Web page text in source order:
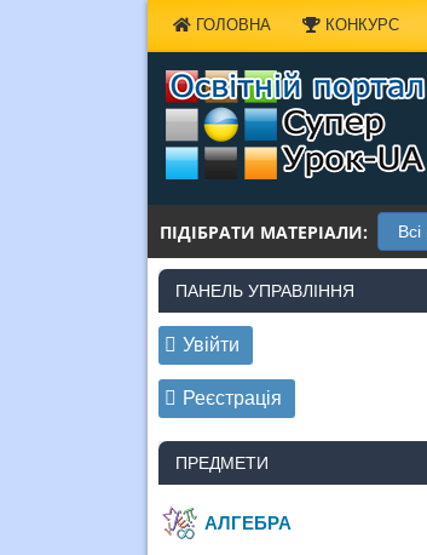
ГОЛОВНА КОНКУРС
ПІДІБРАТИ МАТЕРІАЛИ:
ПАНЕЛЬ УПРАВЛІННЯ
Увійти
Реєстрація
ПРЕДМЕТИ
АЛГЕБРА